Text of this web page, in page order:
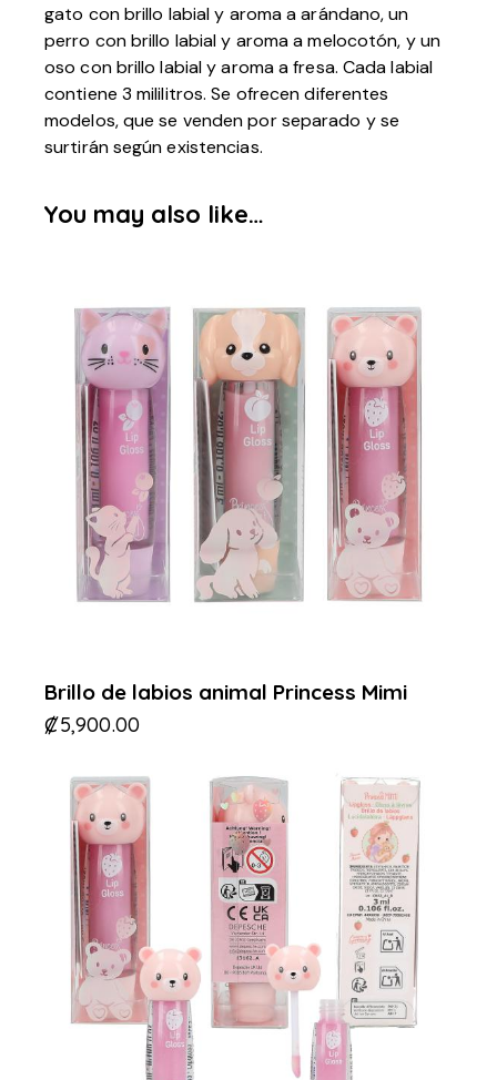
gato con brillo labial y aroma a arándano, un
perro con brillo labial y aroma a melocotón, y un
oso con brillo labial y aroma a fresa. Cada labial
contiene 3 mililitros. Se ofrecen diferentes
modelos, que se venden por separado y se
surtirán según existencias.
You may also like…
Brillo de labios animal Princess Mimi
₡5,900.00